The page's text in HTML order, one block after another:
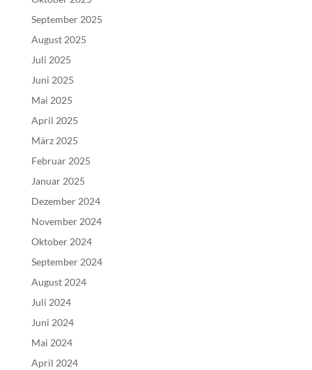
September 2025
August 2025
Juli 2025
Juni 2025
Mai 2025
April 2025
März 2025
Februar 2025
Januar 2025
Dezember 2024
November 2024
Oktober 2024
September 2024
August 2024
Juli 2024
Juni 2024
Mai 2024
April 2024